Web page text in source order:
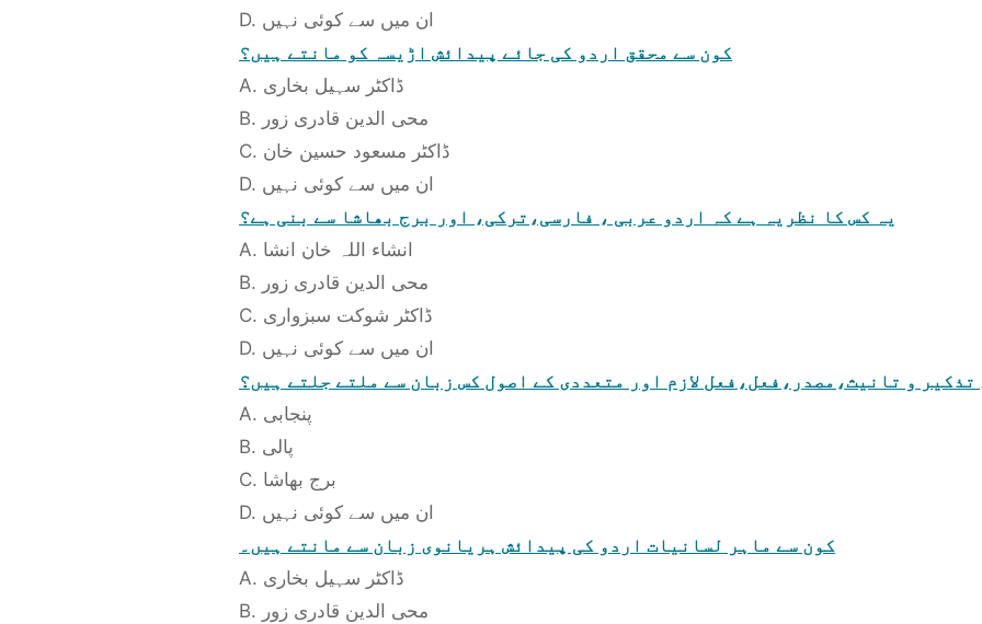
D. ان میں سے کوئی نہیں
کون سے محقق اردو کی جائے پیدائش اڑیسہ کو مانتے ہیں؟
A. ڈاکٹر سہیل بخاری
B. محی الدین قادری زور
C. ڈاکٹر مسعود حسین خان
D. ان میں سے کوئی نہیں
یہ کس کا نظریہ ہے کہ اردو عربی ، فارسی،ترکی، اور برج بھاشا سے بنی ہے؟
A. انشاء اللہ خان انشا
B. محی الدین قادری زور
C. ڈاکٹر شوکت سبزواری
D. ان میں سے کوئی نہیں
تذکیر و تانیث،مصدر،فعل،فعل لازم اور متعددی کے اصول کس زبان سے ملتے جلتے ہیں؟
A. پنجابی
B. پالی
C. برج بھاشا
D. ان میں سے کوئی نہیں
کون سے ماہر لسانیات اردو کی پیدائش ہریانوی زبان سے مانتے ہیں۔
A. ڈاکٹر سہیل بخاری
B. محی الدین قادری زور